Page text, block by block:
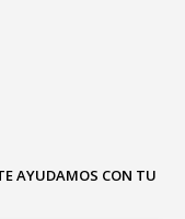
AYUDAMOS CON TU